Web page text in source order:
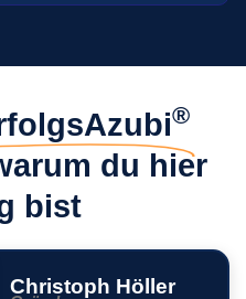
®
du hier
bist
Christoph Höller